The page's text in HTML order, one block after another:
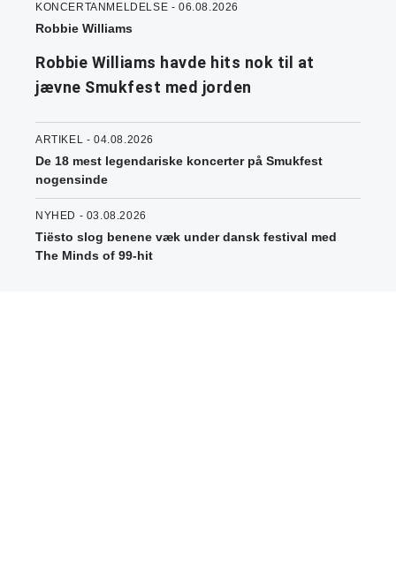
KONCERTANMELDELSE - 06.08.2026
Robbie Williams
Robbie Williams havde hits nok til at
jævne Smukfest med jorden
ARTIKEL - 04.08.2026
De 18 mest legendariske koncerter på Smukfest
nogensinde
NYHED - 03.08.2026
Tiësto slog benene væk under dansk festival med
The Minds of 99-hit